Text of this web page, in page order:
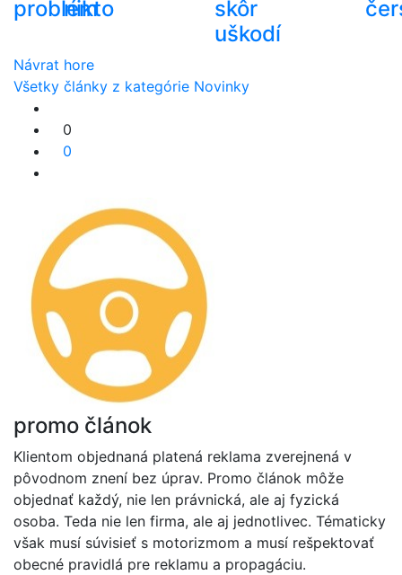
problém
nikto
skôr
uškodí
Návrat hore
Všetky články z kategórie Novinky
0
0
promo článok
Klientom objednaná platená reklama zverejnená v
pôvodnom znení bez úprav. Promo článok môže
objednať každý, nie len právnická, ale aj fyzická
osoba. Teda nie len firma, ale aj jednotlivec. Tématicky
však musí súvisieť s motorizmom a musí rešpektovať
obecné pravidlá pre reklamu a propagáciu.